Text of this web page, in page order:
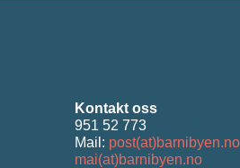
Kontakt oss
951 52 773
Mail:
mai(at)barnibyen.no